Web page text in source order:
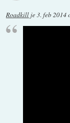
Roadkill je3. feb 2014